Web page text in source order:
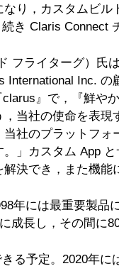
り，カスタムビ
き Claris Connect
フライターグ）氏
Inc.
』で，『鮮や
当社の使命を表
社のプラットフ
」カスタム App
決でき，また機能
年には最重要製
長し，その間に
る予定。2020年